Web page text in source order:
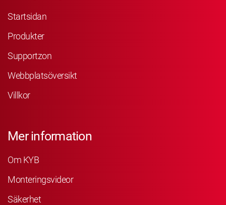
Startsidan
Produkter
Supportzon
Webbplatsöversikt
Villkor
Mer information
Om KYB
Monteringsvideor
Säkerhet